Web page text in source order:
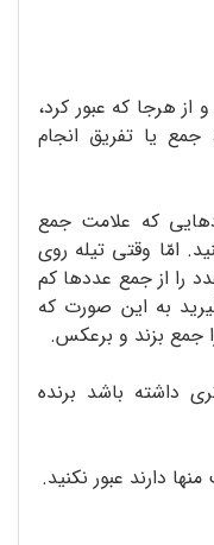
هرجا که عبور کرد،
جمع یا تفریق انجام
که علامت جمع
امّا وقتی تیله روی
را از جمع عددها کم
به این صورت که
جمع بزند و برعکس.
داشته باشد برنده
دارند عبور نکنید.